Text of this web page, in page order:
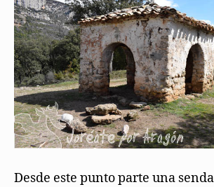
Desde este punto parte una